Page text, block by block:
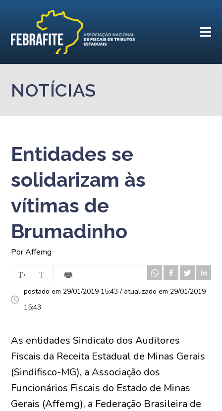
NOTÍCIAS
Entidades se
solidarizam às
vítimas de
Brumadinho
Por Affemg
postado em 29/01/2019 15:43 / atualizado em 29/01/2019
15:43
As entidades Sindicato dos Auditores
Fiscais da Receita Estadual de Minas Gerais
(Sindifisco-MG), a Associação dos
Funcionários Fiscais do Estado de Minas
Gerais (Affemg), a Federação Brasileira de